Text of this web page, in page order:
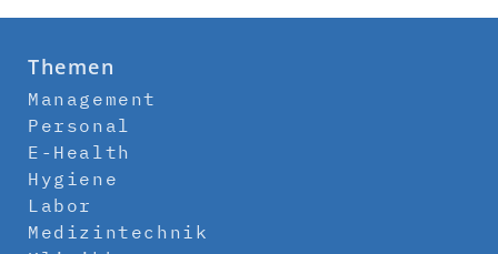
Themen
Management
Personal
E-Health
Hygiene
Labor
Medizintechnik